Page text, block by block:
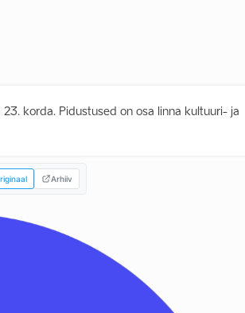
korda. Pidustused on osa linna kultuuri- ja
Arhiiv